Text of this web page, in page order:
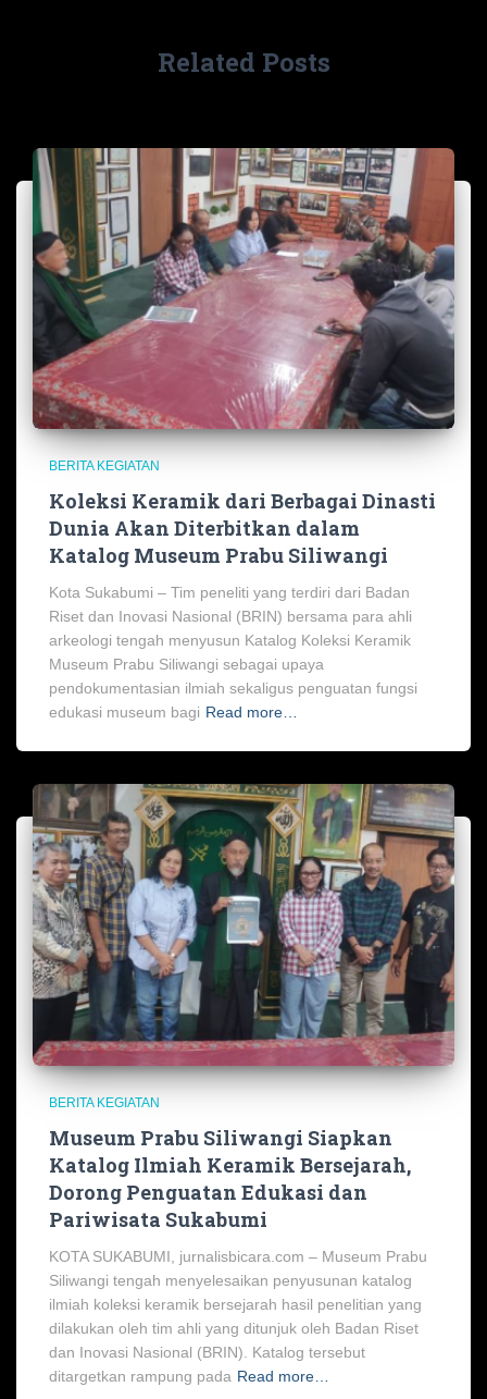
Related Posts
BERITA KEGIATAN
Koleksi Keramik dari Berbagai Dinasti
Dunia Akan Diterbitkan dalam
Katalog Museum Prabu Siliwangi
Kota Sukabumi – Tim peneliti yang terdiri dari Badan
Riset dan Inovasi Nasional (BRIN) bersama para ahli
arkeologi tengah menyusun Katalog Koleksi Keramik
Museum Prabu Siliwangi sebagai upaya
pendokumentasian ilmiah sekaligus penguatan fungsi
edukasi museum bagi Read more…
BERITA KEGIATAN
Museum Prabu Siliwangi Siapkan
Katalog Ilmiah Keramik Bersejarah,
Dorong Penguatan Edukasi dan
Pariwisata Sukabumi
KOTA SUKABUMI, jurnalisbicara.com – Museum Prabu
Siliwangi tengah menyelesaikan penyusunan katalog
ilmiah koleksi keramik bersejarah hasil penelitian yang
dilakukan oleh tim ahli yang ditunjuk oleh Badan Riset
dan Inovasi Nasional (BRIN). Katalog tersebut
ditargetkan rampung pada Read more…